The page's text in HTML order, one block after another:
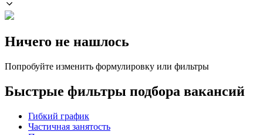
Ничего не нашлось
Попробуйте изменить формулировку или фильтры
Быстрые фильтры подбора вакансий
Гибкий график
Частичная занятость